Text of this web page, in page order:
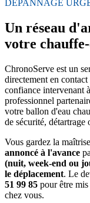
DÉPANNAGE
Un réseau
votre
ChronoServe est un
directement en
confiance intervenant
professionnel
votre ballon d'eau
de sécurité,
Vous gardez la
annoncé à l'avance
(nuit, week-end ou
le déplacement. Le
51 99 85 pour être
chez vous.